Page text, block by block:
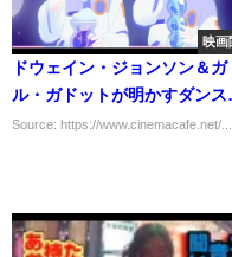
映画
ドウェイン・ジョンソン＆ガ
ル・ガドットが明かすダンス
ーンの秘密とは？『レッド・
Source: https://www.cinemacafe.net/...